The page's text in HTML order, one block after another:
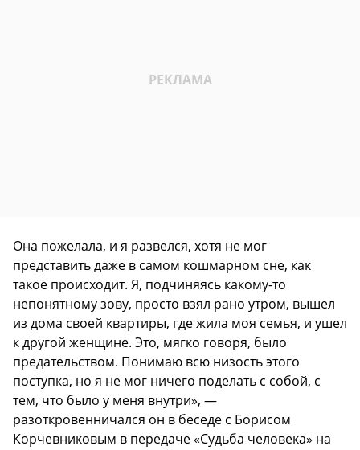
Она пожелала, и я развелся, хотя не мог
представить даже в самом кошмарном сне, как
такое происходит. Я, подчиняясь какому-то
непонятному зову, просто взял рано утром, вышел
из дома своей квартиры, где жила моя семья, и ушел
к другой женщине. Это, мягко говоря, было
предательством. Понимаю всю низость этого
поступка, но я не мог ничего поделать с собой, с
тем, что было у меня внутри», —
разоткровенничался он в беседе с Борисом
Корчевниковым в передаче «Судьба человека» на